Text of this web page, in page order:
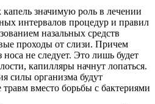
значимую роль в лечении
интервалов процедур и правил
назальных средств
проходы от слизи. Причем
не следует. Это лишь будет
капилляры начнут лопаться.
силы организма будут
вместо борьбы с бактериями